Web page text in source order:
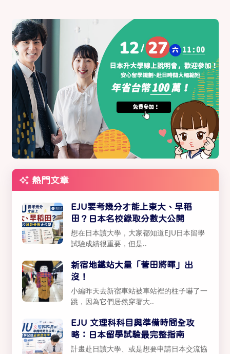
熱門文章
EJU要考幾分才能上東大、早稻
田？日本名校錄取分數大公開
想在日本讀大學，大家都知道EJU日本留學
試驗成績很重要，但是..
新宿地鐵站大量「菅田將暉」出
沒！
小編昨天去新宿車站被車站裡的柱子嚇了一
跳，因為它們居然穿著大..
EJU 文理科科目與準備時間全攻
略：日本留學試驗最完整指南
計畫赴日讀大學、或是想要申請日本交流協